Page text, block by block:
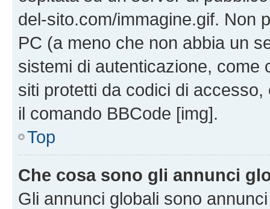
del-sito.com/immagine.gif. Non
PC (a meno che non abbia un
sistemi di autenticazione, come
siti protetti da codici di
il comando BBCode [img].
Top
Che cosa sono gli annunci
Gli annunci globali sono